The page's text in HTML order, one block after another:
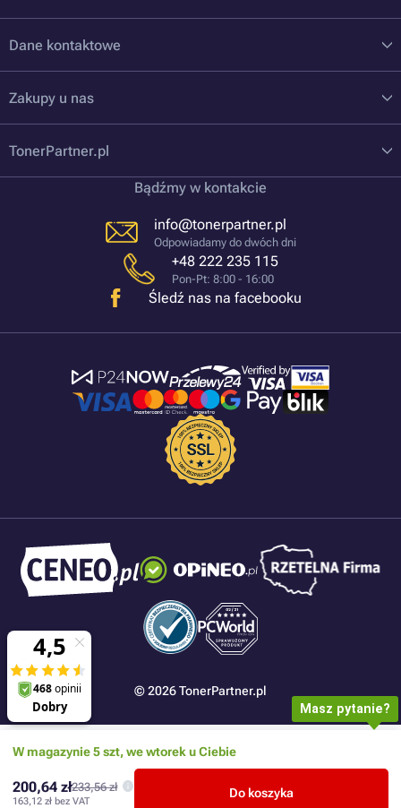
W magazynie 5 szt, we wtorek u Ciebie
200,64 zł233,56 zł
163,12 zł bez VAT
Do koszyka
Dane kontaktowe
Zakupy u nas
TonerPartner.pl
Bądźmy w kontakcie
info@tonerpartner.pl
Odpowiadamy do dwóch dni
+48 222 235 115
Pon-Pt: 8:00 - 16:00
Śledź nas na facebooku
© 2026 TonerPartner.pl
Masz pytanie?